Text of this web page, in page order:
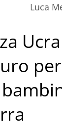
Luca